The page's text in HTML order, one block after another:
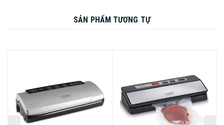
phẩm một cách gọn gàng. Với thiết kế trong suốt, bạn có
được làm bằng Eastman Tritan. Nhựa cao cấp Tritan là
loại vật liệu cực kỳ chịu lực và bền bỉ, là sự lựa chọn tuyệt
vời cho hộp bảo quản thực phẩm hút chân không Status vì
độ trong suốt hoàn toàn và khả năng không bám mùi, màu
SẢN PHẨM TƯƠNG TỰ